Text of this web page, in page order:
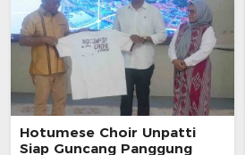
Hotumese Choir Unpatti
Siap Guncang Panggung